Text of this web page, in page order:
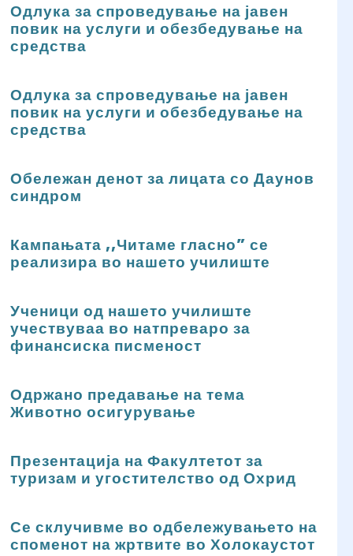
Одлука за спроведување на јавен
повик на услуги и обезбедување на
средства
Одлука за спроведување на јавен
повик на услуги и обезбедување на
средства
Обележан денот за лицата со Даунов
синдром
Кампањата ,,Читаме гласно” се
реализира во нашето училиште
Ученици од нашето училиште
учествуваа во натпреваро за
финансиска писменост
Одржано предавање на тема
Животно осигурување
Презентација на Факултетот за
туризам и угостителство од Охрид
Се склучивме во одбележувањето на
споменот на жртвите во Холокаустот